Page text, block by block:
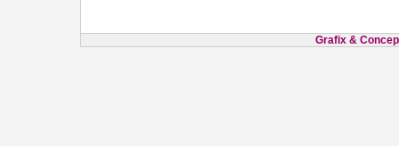
Grafix &